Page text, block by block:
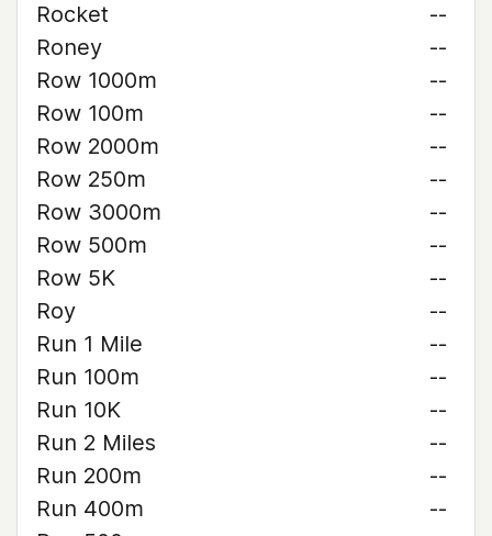
Rocket
--
Roney
--
Row 1000m
--
Row 100m
--
Row 2000m
--
Row 250m
--
Row 3000m
--
Row 500m
--
Row 5K
--
Roy
--
Run 1 Mile
--
Run 100m
--
Run 10K
--
Run 2 Miles
--
Run 200m
--
Run 400m
--